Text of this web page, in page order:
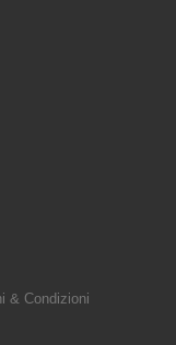
& Condizioni